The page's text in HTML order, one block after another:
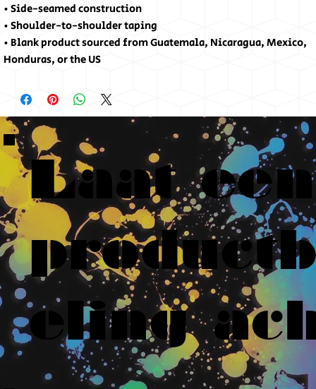
• Side-seamed construction
• Shoulder-to-shoulder taping
• Blank product sourced from Guatemala, Nicaragua, Mexico,
Honduras, or the US
Laat een
eling